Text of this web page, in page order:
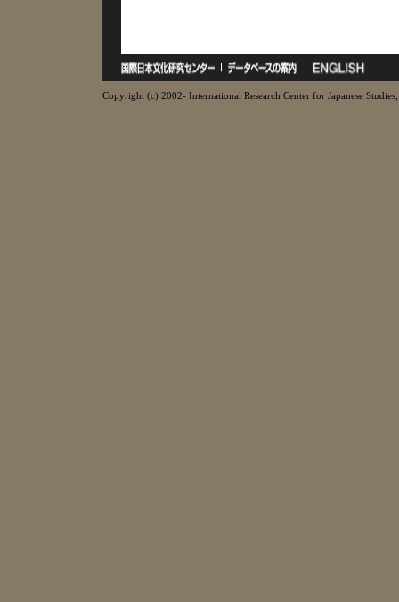
Copyright (c) 2002- International Research Center for Japanese